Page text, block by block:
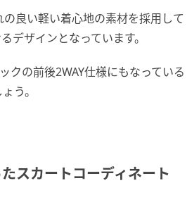
良い軽い着心地の素材を採用して
デザインとなっています。
クの前後2WAY仕様にもなっている
う。
スカートコーディネート